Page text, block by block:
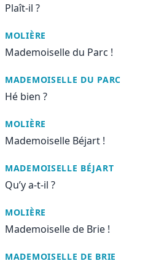
Plaît-il ?
MOLIÈRE
Mademoiselle du Parc !
MADEMOISELLE DU PARC
Hé bien ?
MOLIÈRE
Mademoiselle Béjart !
MADEMOISELLE BÉJART
Qu’y a-t-il ?
MOLIÈRE
Mademoiselle de Brie !
MADEMOISELLE DE BRIE